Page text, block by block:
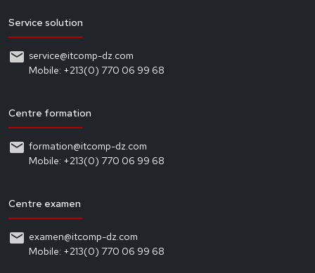
Service solution
email service@itcomp-dz.com
Mobile: +213(0) 770 06 99 68
Centre formation
email formation@itcomp-dz.com
Mobile: +213(0) 770 06 99 68
Centre examen
email examen@itcomp-dz.com
Mobile: +213(0) 770 06 99 68